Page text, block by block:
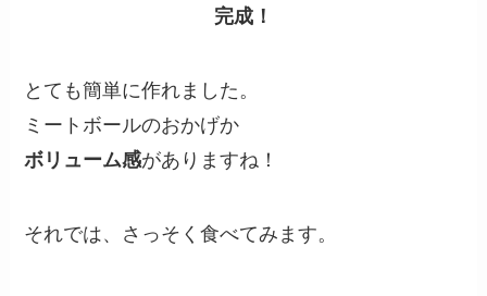
完成！
とても簡単に作れました。
ミートボールのおかげか
ボリューム感がありますね！
それでは、さっそく食べてみます。